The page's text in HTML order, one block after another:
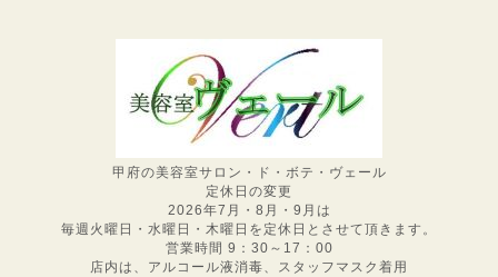
甲府の美容室サロン・ド・ボテ・ヴェール
定休日の変更
2026年7月・8月・9月は
毎週火曜日・水曜日・木曜日を定休日とさせて頂きます。
営業時間 9：30～17：00
店内は、アルコール液消毒、スタッフマスク着用